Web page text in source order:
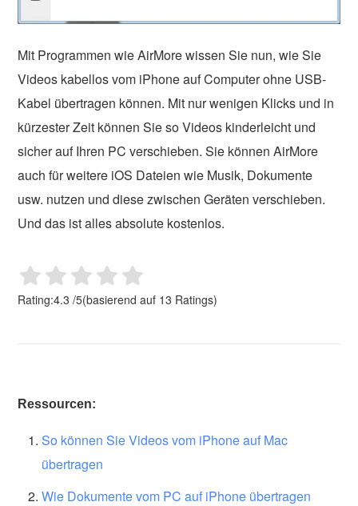
Mit Programmen wie AirMore wissen Sie nun, wie Sie
Videos kabellos vom iPhone auf Computer ohne USB-
Kabel übertragen können. Mit nur wenigen Klicks und in
kürzester Zeit können Sie so Videos kinderleicht und
sicher auf Ihren PC verschieben. Sie können AirMore
auch für weitere iOS Dateien wie Musik, Dokumente
usw. nutzen und diese zwischen Geräten verschieben.
Und das ist alles absolute kostenlos.
Rating:4.3 /5(basierend auf 13 Ratings)
Ressourcen:
So können Sie Videos vom iPhone auf Mac
übertragen
Wie Dokumente vom PC auf iPhone übertragen